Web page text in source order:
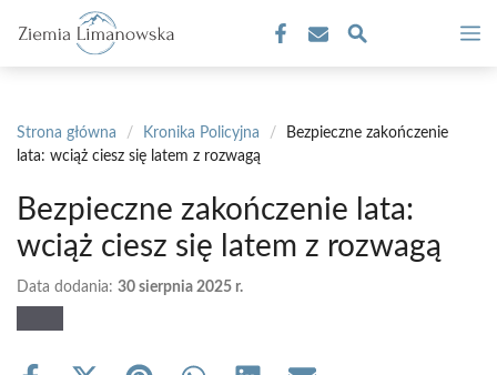
treści
Strona główna / Kronika Policyjna /
Bezpieczne zakończenie
lata: wciąż ciesz się latem z rozwagą
Bezpieczne zakończenie lata:
wciąż ciesz się latem z rozwagą
Data dodania: 30 sierpnia 2025 r.